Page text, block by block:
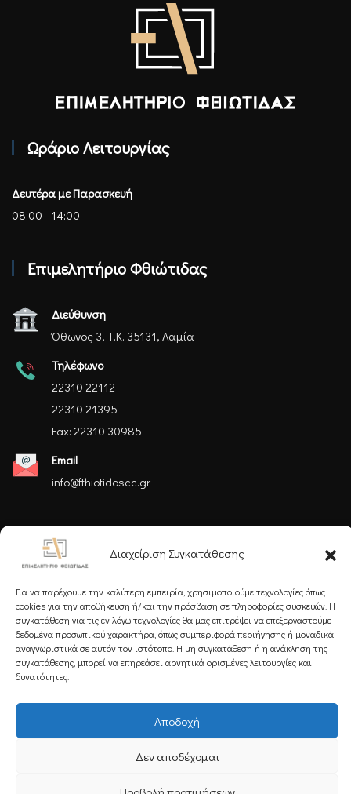
Διαχείριση Συγκατάθεσης
Για να παρέχουμε την καλύτερη εμπειρία, χρησιμοποιούμε τεχνολογίες όπως
cookies για την αποθήκευση ή/και την πρόσβαση σε πληροφορίες συσκευών. Η
συγκατάθεση για τις εν λόγω τεχνολογίες θα μας επιτρέψει να επεξεργαστούμε
δεδομένα προσωπικού χαρακτήρα, όπως συμπεριφορά περιήγησης ή μοναδικά
αναγνωριστικά σε αυτόν τον ιστότοπο. Η μη συγκατάθεση ή η ανάκληση της
συγκατάθεσης, μπορεί να επηρεάσει αρνητικά ορισμένες λειτουργίες και
δυνατότητες.
Αποδοχή
Δεν αποδέχομαι
Ωράριο Λειτουργίας
Δευτέρα με Παρασκευή
08:00 - 14:00
Επιμελητήριο Φθιώτιδας
Διεύθυνση
Όθωνος 3, Τ.Κ. 35131, Λαμία
Τηλέφωνο
22310 22112
22310 21395
Fax: 22310 30985
Email
info@fthiotidoscc.gr
Ακολουθήστε μας
Εγγραφείτε στο Newsletter μας